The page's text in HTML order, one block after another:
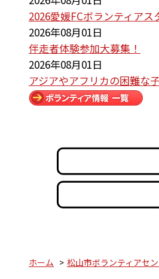
2026愛媛FCボランティアス
2026年08月01日
伴走者体験参加大募集！
2026年08月01日
アジアやアフリカの困難な
ホーム 松山市ボランティアセ